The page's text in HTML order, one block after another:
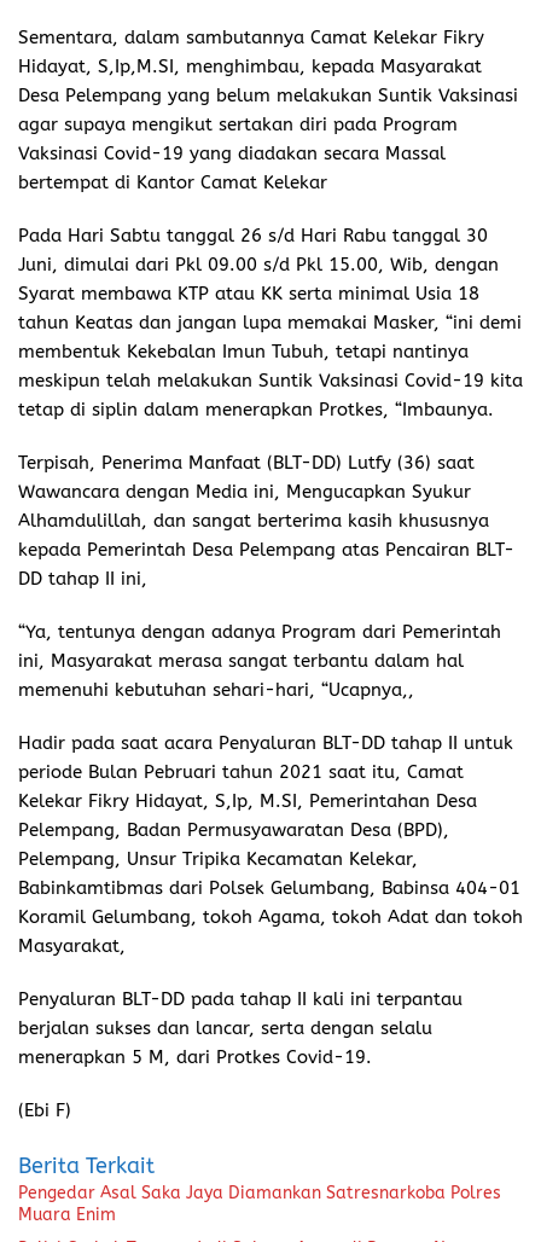
Sementara, dalam sambutannya Camat Kelekar Fikry
Hidayat, S,Ip,M.SI, menghimbau, kepada Masyarakat
Desa Pelempang yang belum melakukan Suntik Vaksinasi
agar supaya mengikut sertakan diri pada Program
Vaksinasi Covid-19 yang diadakan secara Massal
bertempat di Kantor Camat Kelekar
Pada Hari Sabtu tanggal 26 s/d Hari Rabu tanggal 30
Juni, dimulai dari Pkl 09.00 s/d Pkl 15.00, Wib, dengan
Syarat membawa KTP atau KK serta minimal Usia 18
tahun Keatas dan jangan lupa memakai Masker, “ini demi
membentuk Kekebalan Imun Tubuh, tetapi nantinya
meskipun telah melakukan Suntik Vaksinasi Covid-19 kita
tetap di siplin dalam menerapkan Protkes, “Imbaunya.
Terpisah, Penerima Manfaat (BLT-DD) Lutfy (36) saat
Wawancara dengan Media ini, Mengucapkan Syukur
Alhamdulillah, dan sangat berterima kasih khususnya
kepada Pemerintah Desa Pelempang atas Pencairan BLT-
DD tahap II ini,
“Ya, tentunya dengan adanya Program dari Pemerintah
ini, Masyarakat merasa sangat terbantu dalam hal
memenuhi kebutuhan sehari-hari, “Ucapnya,,
Hadir pada saat acara Penyaluran BLT-DD tahap II untuk
periode Bulan Pebruari tahun 2021 saat itu, Camat
Kelekar Fikry Hidayat, S,Ip, M.SI, Pemerintahan Desa
Pelempang, Badan Permusyawaratan Desa (BPD),
Pelempang, Unsur Tripika Kecamatan Kelekar,
Babinkamtibmas dari Polsek Gelumbang, Babinsa 404-01
Koramil Gelumbang, tokoh Agama, tokoh Adat dan tokoh
Masyarakat,
Penyaluran BLT-DD pada tahap II kali ini terpantau
berjalan sukses dan lancar, serta dengan selalu
menerapkan 5 M, dari Protkes Covid-19.
(Ebi F)
Berita Terkait
Pengedar Asal Saka Jaya Diamankan Satresnarkoba Polres
Muara Enim